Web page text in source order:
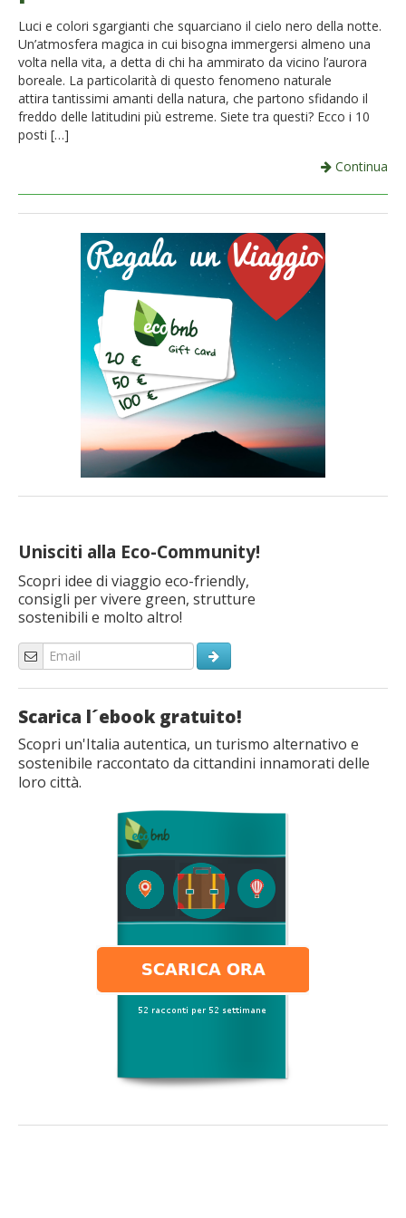
French
Italiano
Luci e colori sgargianti che squarciano il cielo nero della notte.
Un’atmosfera magica in cui bisogna immergersi almeno una
volta nella vita, a detta di chi ha ammirato da vicino l’aurora
boreale. La particolarità di questo fenomeno naturale
attira tantissimi amanti della natura, che partono sfidando il
freddo delle latitudini più estreme. Siete tra questi? Ecco i 10
posti […]
Continua
Unisciti alla Eco-Community!
Scopri idee di viaggio eco-friendly,
consigli per vivere green, strutture
sostenibili e molto altro!
Scarica l´ebook gratuito!
Scopri un'Italia autentica, un turismo alternativo e
sostenibile raccontato da cittandini innamorati delle
loro città.